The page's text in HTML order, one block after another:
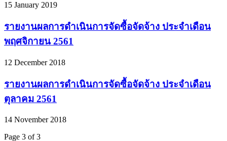
15 January 2019
รายงานผลการดำเนินการจัดซื้อจัดจ้าง ประจำเดือน
พฤศจิกายน 2561
12 December 2018
รายงานผลการดำเนินการจัดซื้อจัดจ้าง ประจำเดือน
ตุลาคม 2561
14 November 2018
Page 3 of 3